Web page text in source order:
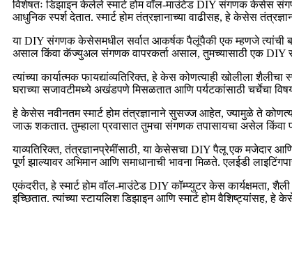
विशेषतः डिझाइन केलेले स्मार्ट होम वॉल-माउंटेड DIY संगणक केसेस
आधुनिक स्पर्श देतात. स्मार्ट होम तंत्रज्ञानाच्या वाढीसह, हे केसेस
या DIY संगणक केसेसमधील सर्वात आकर्षक पैलूंपैकी एक म्हणजे त्यांची
असाल किंवा कॅज्युअल संगणक वापरकर्ता असाल, तुमच्यासाठी एक DIY
त्यांच्या कार्यात्मक फायद्यांव्यतिरिक्त, हे केस कोणत्याही खोलीला
घराच्या सजावटीमध्ये अखंडपणे मिसळतात आणि पर्यटकांसाठी चर्चेचा
हे केसेस नवीनतम स्मार्ट होम तंत्रज्ञानाने सुसज्ज आहेत, ज्यामुळे ते
जाऊ शकतात. तुम्हाला प्रवासात तुमचा संगणक तपासायचा असेल किंवा
याव्यतिरिक्त, तंत्रज्ञानप्रेमींसाठी, या केसेसचा DIY पैलू एक मजेदार
पूर्ण झाल्यावर अभिमान आणि समाधानाची भावना मिळते. एलईडी
एकंदरीत, हे स्मार्ट होम वॉल-माउंटेड DIY कॉम्प्युटर केस कार्यक्षमता,
इच्छितात. त्यांच्या स्टायलिश डिझाइन आणि स्मार्ट होम